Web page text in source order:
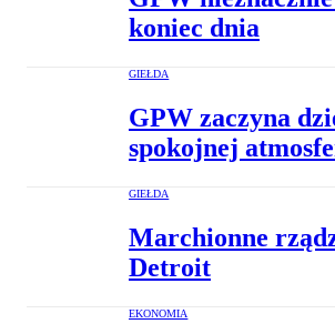
koniec dnia
GIEŁDA
GPW zaczyna
spokojnej
GIEŁDA
Marchionne
Detroit
EKONOMIA